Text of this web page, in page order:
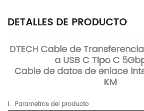
DETALLES DE PRODUCTO
DTECH Cable de
a USB C Tipo C
Cable de datos de enlace
KM
Ⅰ. Parametros del producto